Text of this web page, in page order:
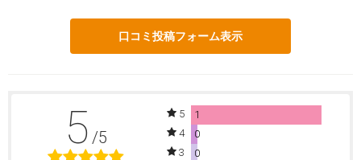
口コミ投稿フォーム表示
5 /5
5
1
4
0
3
0